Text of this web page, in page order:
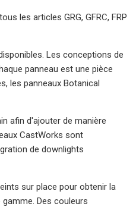
les articles GRG, GFRC, FRP
Les conceptions de
panneau est une pièce
les panneaux Botanical
afin d'ajouter de manière
CastWorks sont
de downlights
sur place pour obtenir la
Des couleurs